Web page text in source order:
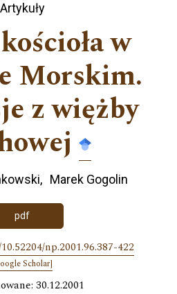
Artykuły
w
Morskim.
z więżby
Marek Gogolin
pdf
np.2001.96.387-422
Scholar]
30.12.2001